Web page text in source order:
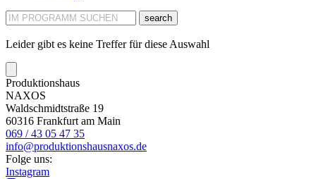
search
Leider gibt es keine Treffer für diese Auswahl
Produktionshaus
NAXOS
Waldschmidtstraße 19
60316 Frankfurt am Main
069 / 43 05 47 35
info@produktionshausnaxos.de
Folge uns:
Instagram